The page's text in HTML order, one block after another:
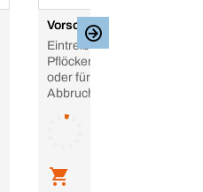
Vorschlaghammer
Eintreiben von Pfosten,
Pflöcken und Pfählen
oder für
Abbrucharbeiten